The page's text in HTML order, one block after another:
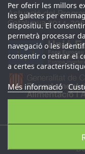
Per oferir les millors
les galetes per
dispositiu. El
permetrà processar
navegació o les
consentir o retirar el
a certes
Més informació
Actuació del
Catalunya 2014-
Tots els drets